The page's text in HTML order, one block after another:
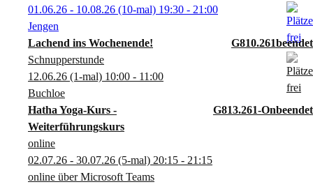
Lachend ins Wochenende!
G810.261
Schnupperstunde
12.06.26 (1-mal) 10:00 - 11:00
Buchloe
Hatha Yoga-Kurs -
Weiterführungskurs
G813.261-On
online
02.07.26 - 30.07.26 (5-mal) 20:15 - 21:15
online über Microsoft Teams
01.06.26 - 10.08.26 (10-mal) 19:30 - 21:00
Jengen